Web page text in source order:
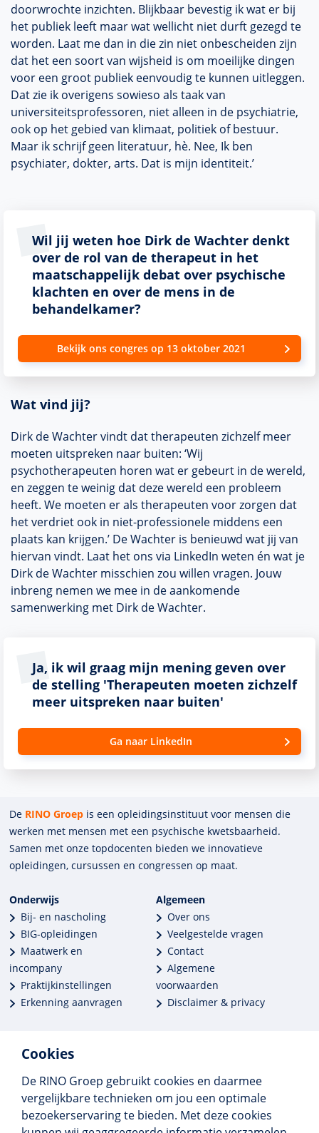
Cookies
De RINO Groep gebruikt cookies en daarmee
vergelijkbare technieken om jou een optimale
bezoekerservaring te bieden. Met deze cookies
doorwrochte inzichten. Blijkbaar bevestig ik wat er bij
het publiek leeft maar wat wellicht niet durft gezegd te
worden. Laat me dan in die zin niet onbescheiden zijn
dat het een soort van wijsheid is om moeilijke dingen
voor een groot publiek eenvoudig te kunnen uitleggen.
Dat zie ik overigens sowieso als taak van
universiteitsprofessoren, niet alleen in de psychiatrie,
ook op het gebied van klimaat, politiek of bestuur.
Maar ik schrijf geen literatuur, hè. Nee, Ik ben
psychiater, dokter, arts. Dat is mijn identiteit.’
Wil jij weten hoe Dirk de Wachter denkt
over de rol van de therapeut in het
maatschappelijk debat over psychische
klachten en over de mens in de
behandelkamer?
Bekijk ons congres op 13 oktober 2021
Wat vind jij?
Dirk de Wachter vindt dat therapeuten zichzelf meer
moeten uitspreken naar buiten: ‘Wij
psychotherapeuten horen wat er gebeurt in de wereld,
en zeggen te weinig dat deze wereld een probleem
heeft. We moeten er als therapeuten voor zorgen dat
het verdriet ook in niet-professionele middens een
plaats kan krijgen.’ De Wachter is benieuwd wat jij van
hiervan vindt. Laat het ons via LinkedIn weten én wat je
Dirk de Wachter misschien zou willen vragen. Jouw
inbreng nemen we mee in de aankomende
samenwerking met Dirk de Wachter.
Ja, ik wil graag mijn mening geven over
de stelling 'Therapeuten moeten zichzelf
meer uitspreken naar buiten'
Ga naar LinkedIn
De RINO Groep is een opleidings­insti­tuut voor mensen die
werken met mensen met een psychische kwets­baar­heid.
Samen met onze top­docenten bieden we innova­tieve
opleidingen, cursussen en congres­sen op maat.
Onderwijs
Bij- en nascholing
BIG-opleidingen
Maatwerk en
incompany
Praktijkinstellingen
Erkenning aanvragen
Algemeen
Over ons
Veelgestelde vragen
Contact
Algemene
voorwaarden
Disclaimer & privacy
Meer dan 250 opleidingen
Alle BIG-opleidingen in huis
Cedeo-erkend en CRKBO-geregistreerd